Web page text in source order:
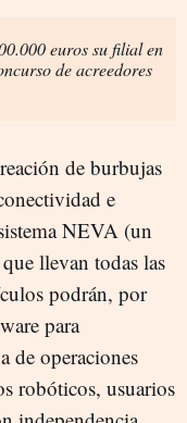
euros su filial en
de acreedores
de burbujas
e
NEVA (un
llevan todas las
podrán, por
para
de operaciones
robóticos, usuarios